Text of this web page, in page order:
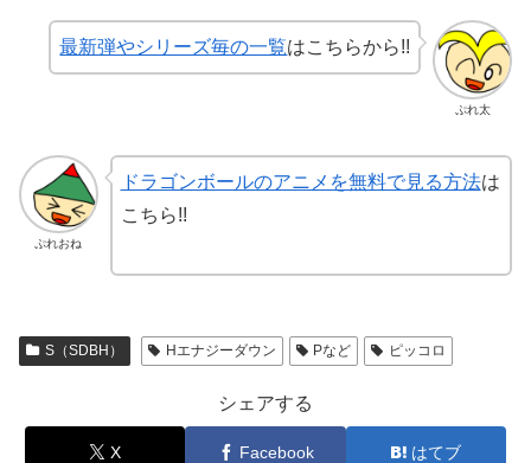
ぷれ太
最新弾やシリーズ毎の一覧はこちらから!!
ぷれおね
ドラゴンボールのアニメを無料で見る方法は
こちら!!
S（SDBH） Hエナジーダウン Pなど ピッコロ
シェアする
X Facebook はてブ